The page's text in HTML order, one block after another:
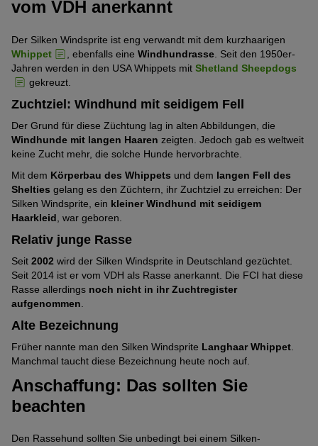
vom VDH anerkannt
Der Silken Windsprite ist eng verwandt mit dem kurzhaarigen
Whippet
, ebenfalls eine Windhundrasse . Seit den 1950er-
Jahren werden in den USA Whippets mit Shetland Sheepdogs
gekreuzt.
Zuchtziel: Windhund mit seidigem Fell
Der Grund für diese Züchtung lag in alten Abbildungen, die
Windhunde mit langen Haaren zeigten. Jedoch gab es weltweit
keine Zucht mehr, die solche Hunde hervorbrachte.
Mit dem Körperbau des Whippets und dem langen Fell des
Shelties gelang es den Züchtern, ihr Zuchtziel zu erreichen: Der
Silken Windsprite, ein kleiner Windhund mit seidigem
Haarkleid , war geboren.
Relativ junge Rasse
Seit 2002 wird der Silken Windsprite in Deutschland gezüchtet.
Seit 2014 ist er vom VDH als Rasse anerkannt. Die FCI hat diese
Rasse allerdings noch nicht in ihr Zuchtregister
aufgenommen
Alte Bezeichnung
Früher nannte man den Silken Windsprite Langhaar Whippet
Manchmal taucht diese Bezeichnung heute noch auf.
Anschaffung: Das sollten Sie
beachten
Den Rassehund sollten Sie unbedingt bei einem Silken-